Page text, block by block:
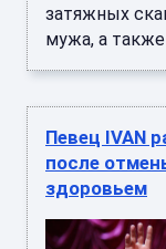
затяжных
мужа, а также
Певец IVAN
после
здоровьем